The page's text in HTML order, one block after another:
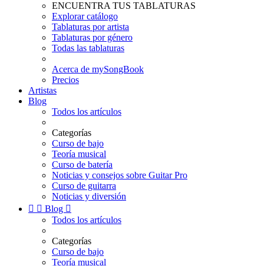
ENCUENTRA TUS TABLATURAS
Explorar catálogo
Tablaturas por artista
Tablaturas por género
Todas las tablaturas
Acerca de mySongBook
Precios
Artistas
Blog
Todos los artículos
Categorías
Curso de bajo
Teoría musical
Curso de batería
Noticias y consejos sobre Guitar Pro
Curso de guitarra
Noticias y diversión
  Blog 
Todos los artículos
Categorías
Curso de bajo
Teoría musical